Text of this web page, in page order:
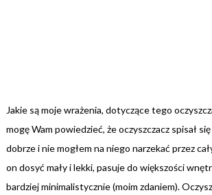
Jakie są moje wrażenia, dotyczące tego
mogę Wam powiedzieć, że oczyszczacz spisał
dobrze i nie mogłem na niego narzekać przez
on dosyć mały i lekki, pasuje do większości
bardziej minimalistycznie (moim zdaniem).